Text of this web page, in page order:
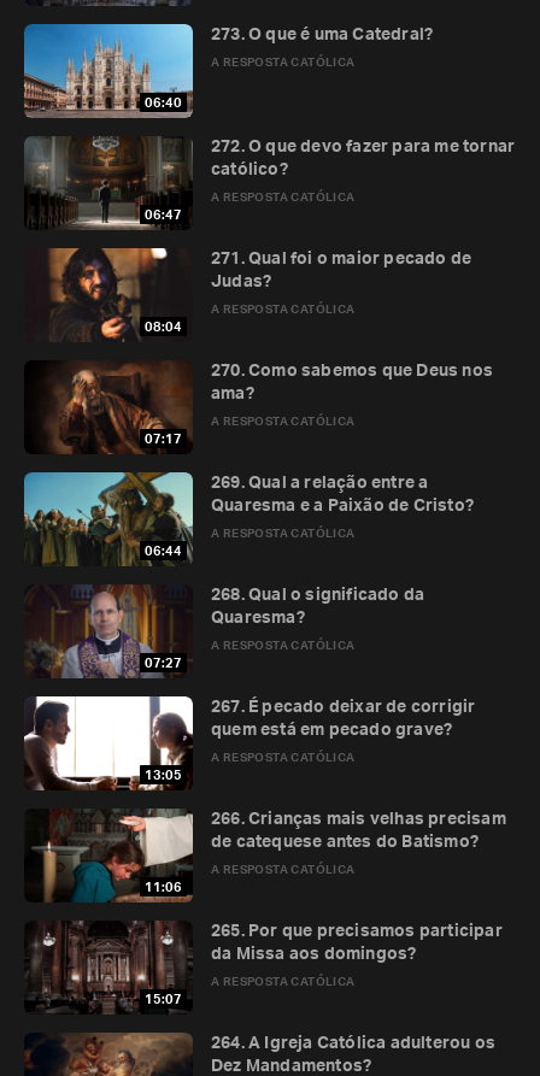
06:40
A RESPOSTA CATÓLICA
273. O que é uma Catedral?
06:47
A RESPOSTA CATÓLICA
272. O que devo fazer para me tornar
católico?
08:04
A RESPOSTA CATÓLICA
271. Qual foi o maior pecado de
Judas?
07:17
A RESPOSTA CATÓLICA
270. Como sabemos que Deus nos
ama?
06:44
A RESPOSTA CATÓLICA
269. Qual a relação entre a
Quaresma e a Paixão de Cristo?
07:27
A RESPOSTA CATÓLICA
268. Qual o significado da
Quaresma?
13:05
A RESPOSTA CATÓLICA
267. É pecado deixar de corrigir
quem está em pecado grave?
11:06
A RESPOSTA CATÓLICA
266. Crianças mais velhas precisam
de catequese antes do Batismo?
15:07
A RESPOSTA CATÓLICA
265. Por que precisamos participar
da Missa aos domingos?
264. A Igreja Católica adulterou os
Dez Mandamentos?